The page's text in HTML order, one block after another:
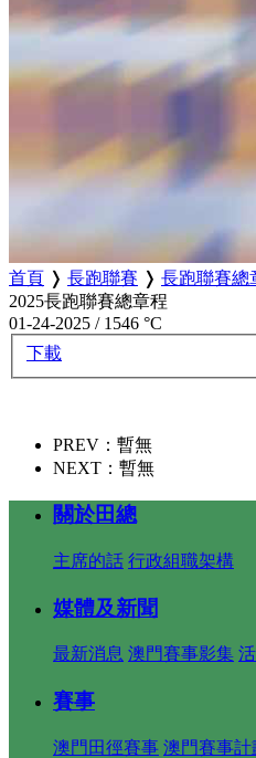
首頁 ❭ 長跑聯賽 ❭ 長跑聯賽總
2025長跑聯賽總章程
01-24-2025 / 1546 °C
下載
PREV：暫無
NEXT：暫無
關於田總
主席的話 行政組職架構
媒體及新聞
最新消息 澳門賽事影集
賽事
澳門田徑賽事 澳門賽事計